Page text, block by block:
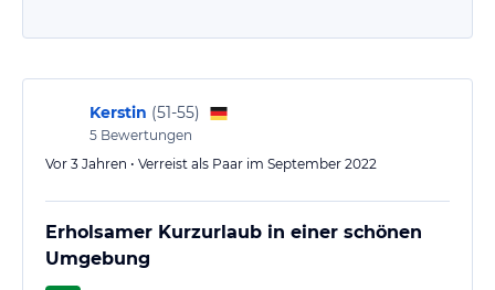
Kerstin (51-55)
5 Bewertungen
Vor 3 Jahren • Verreist als Paar im September 2022
Erholsamer Kurzurlaub in einer schönen
Umgebung